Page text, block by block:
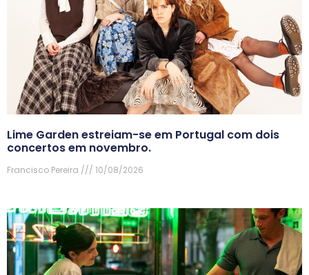
Lime Garden estreiam-se em Portugal com dois
concertos em novembro.
Francisco Pereira 10/08/2026